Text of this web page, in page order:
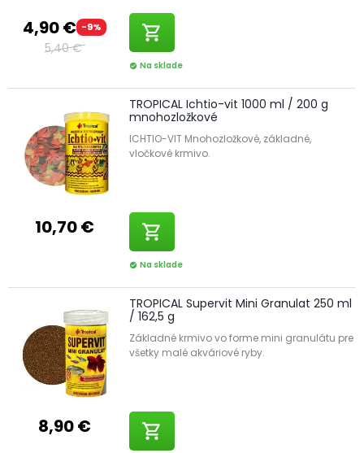
4,90 € -9%
5,40 €
shopping_cart
check_circle Na sklade
10,70 €
TROPICAL Ichtio-vit 1000 ml / 200 g
mnohozložkové
ICHTIO-VIT Mnohozložkové, základné,
vločkové krmivo.
shopping_cart
check_circle Na sklade
8,90 €
TROPICAL Supervit Mini Granulat 250 ml
/ 162,5 g
Základné krmivo vo forme mini granulátu pre
všetky malé akváriové ryby.
shopping_cart